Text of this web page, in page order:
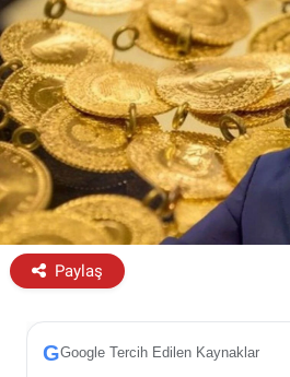
Paylaş
GGoogle Tercih Edilen Kaynaklar
Eskişehir Haber İçerikleri
Eskişehir Hava Durumu
Eskişehir Tramvay Saatleri
Eskişehir Otobüs Saatleri